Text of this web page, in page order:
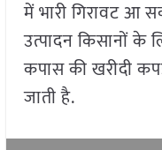
में भारी गिरावट आ
उत्पादन किसानों के
कपास की खरीदी
जाती है.